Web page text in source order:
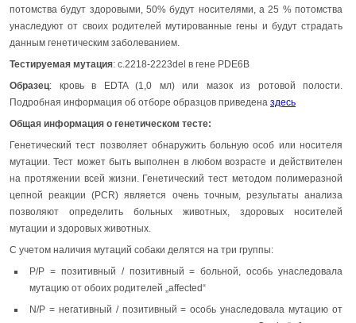
потомства будут здоровыми, 50% будут носителями, а 25 % потомства
унаследуют от своих родителей мутированные гены и будут страдать
данным генетическим заболеванием.
Тестируемая мутация: c.2218-2223del в гене PDE6B
Образец: кровь в EDTA (1,0 мл) или мазок из ротовой полости.
Подробная информация об отборе образцов приведена здесь
Общая информация о генетическом тесте:
Генетический тест позволяет обнаружить больную особ или носителя
мутации. Тест может быть выполнен в любом возрасте и действителен
на протяжении всей жизни. Генетический тест методом полимеразной
цепной реакции (PCR) является очень точным, результаты анализа
позволяют определить больных животных, здоровых носителей
мутации и здоровых животных.
С учетом наличия мутаций собаки делятся на три группы:
P/P = позитивный / позитивный = больной, особь унаследовала
мутацию от обоих родителей „affected“
N/P = негативный / позитивный = особь унаследовала мутацию от